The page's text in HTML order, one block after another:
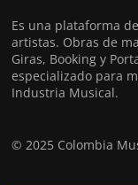
Es una plataforma
artistas. Obras de
Giras, Booking y
especializado para
Industria Musical.
© 2025 Colombia